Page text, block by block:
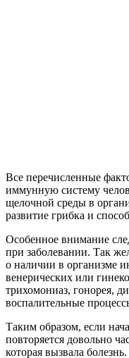
Все перечисленные
иммунную систему
щелочной среды в
развитие грибка и
Особенное внимание
при заболевании. Так
о наличии в организме
венерических или
трихомониаз, гонорея,
воспалительные
Таким образом, если
повторяется довольно
которая вызвала